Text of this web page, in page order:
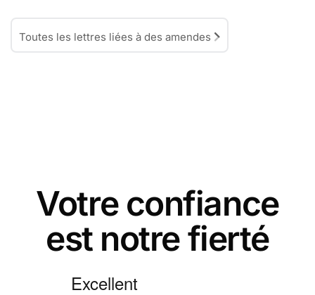
Toutes les lettres liées à des amendes
Votre confiance
est notre fierté